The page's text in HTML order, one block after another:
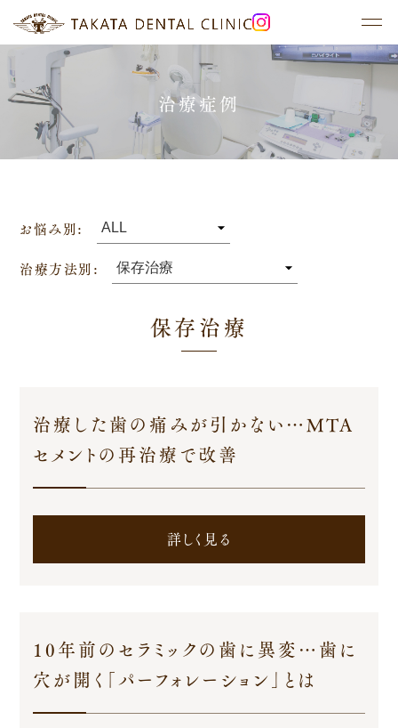
初めての方へ
医院概要・アクセス
院長紹介
対談インタビュー
保存治療
治療症例
メインテナンス症例
よくある質問
プライバシーポリシー
治療症例
お悩み別:
治療方法別:
保存治療
治療した歯の痛みが引かない…MTA
セメントの再治療で改善
詳しく見る
10年前のセラミックの歯に異変…歯に
穴が開く「パーフォレーション」とは